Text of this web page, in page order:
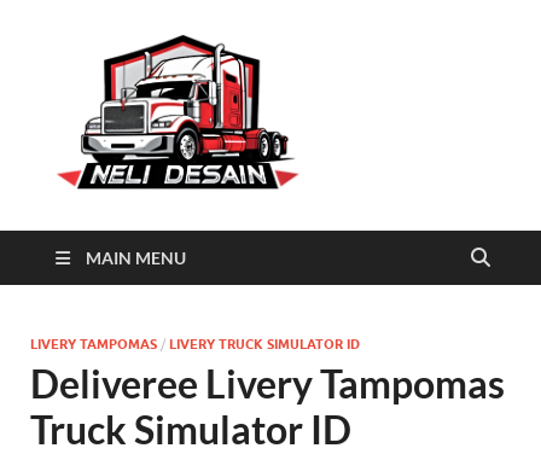
MAIN MENU
LIVERY TAMPOMAS / LIVERY TRUCK SIMULATOR ID
Deliveree Livery Tampomas
Truck Simulator ID